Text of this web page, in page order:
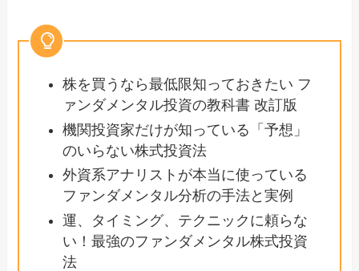
株を買うなら最低限知っておきたい フ
ァンダメンタル投資の教科書 改訂版
機関投資家だけが知っている「予想」
のいらない株式投資法
外資系アナリストが本当に使っている
ファンダメンタル分析の手法と実例
運、タイミング、テクニックに頼らな
い！最強のファンダメンタル株式投資
法